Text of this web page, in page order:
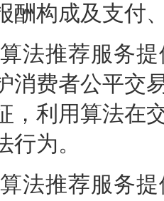
酬构成及支付
算法推荐服务
消费者公平交
，利用算法在
为。
算法推荐服务